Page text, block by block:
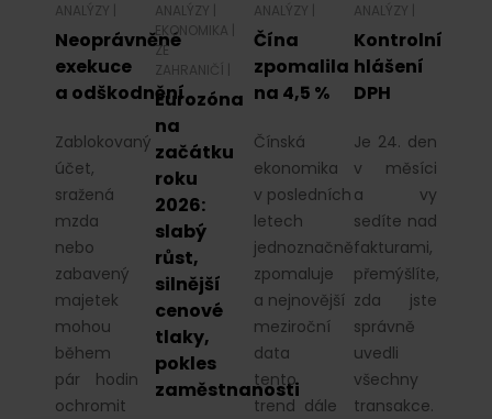
ANALÝZY
Neoprávněné
exekuce
a odškodnění
Zablokovaný
účet,
sražená
mzda
nebo
zabavený
majetek
mohou
během
pár hodin
ochromit
ANALÝZY
EKONOMIKA
ZE
ZAHRANIČÍ
Eurozóna
na
začátku
roku
2026:
slabý
růst,
silnější
cenové
tlaky,
pokles
zaměstnanosti
ANALÝZY
Čína
zpomalila
na 4,5 %
Čínská
ekonomika
v posledních
letech
jednoznačně
zpomaluje
a nejnovější
meziroční
data
tento
trend dále
ANALÝZY
Kontrolní
hlášení
DPH
Je 24. den
v měsíci
a vy
sedíte nad
fakturami,
přemýšlíte,
zda jste
správně
uvedli
všechny
transakce.